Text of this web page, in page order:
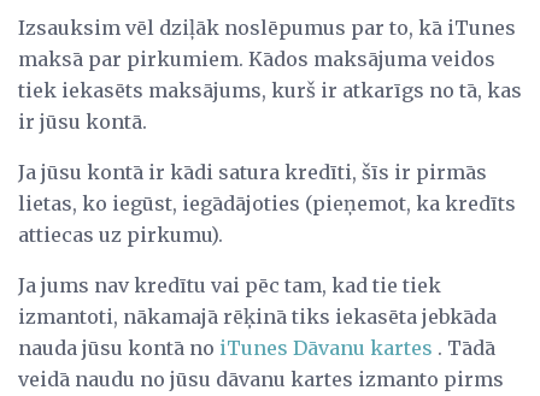
Izsauksim vēl dziļāk noslēpumus par to, kā iTunes
maksā par pirkumiem. Kādos maksājuma veidos
tiek iekasēts maksājums, kurš ir atkarīgs no tā, kas
ir jūsu kontā.
Ja jūsu kontā ir kādi satura kredīti, šīs ir pirmās
lietas, ko iegūst, iegādājoties (pieņemot, ka kredīts
attiecas uz pirkumu).
Ja jums nav kredītu vai pēc tam, kad tie tiek
izmantoti, nākamajā rēķinā tiks iekasēta jebkāda
nauda jūsu kontā no iTunes Dāvanu kartes . Tādā
veidā naudu no jūsu dāvanu kartes izmanto pirms